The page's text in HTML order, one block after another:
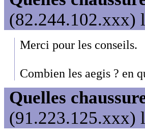
(82.244.102.xxx)
Merci pour les conseils.
Combien les aegis ? en
Quelles
(91.223.125.xxx)